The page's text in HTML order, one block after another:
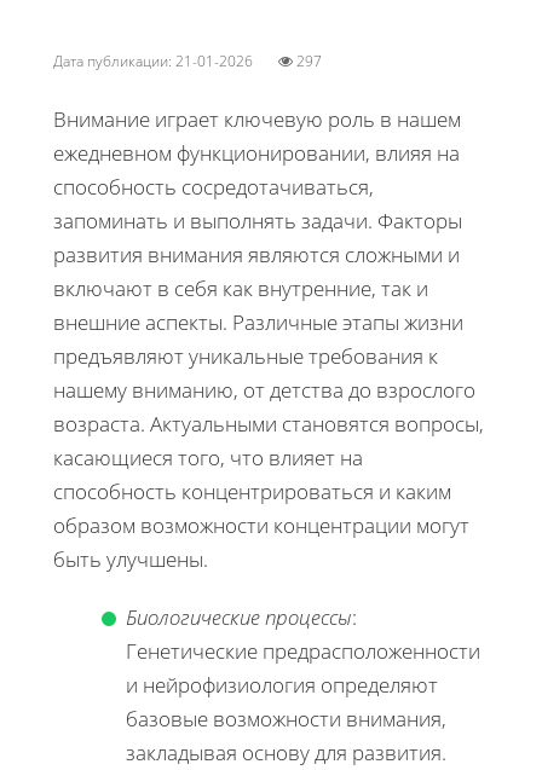
Дата публикации: 21-01-2026 297
Внимание играет ключевую роль в нашем
ежедневном функционировании, влияя на
способность сосредотачиваться,
запоминать и выполнять задачи. Факторы
развития внимания являются сложными и
включают в себя как внутренние, так и
внешние аспекты. Различные этапы жизни
предъявляют уникальные требования к
нашему вниманию, от детства до взрослого
возраста. Актуальными становятся вопросы,
касающиеся того, что влияет на
способность концентрироваться и каким
образом возможности концентрации могут
быть улучшены.
Биологические процессы:
Генетические предрасположенности
и нейрофизиология определяют
базовые возможности внимания,
закладывая основу для развития.